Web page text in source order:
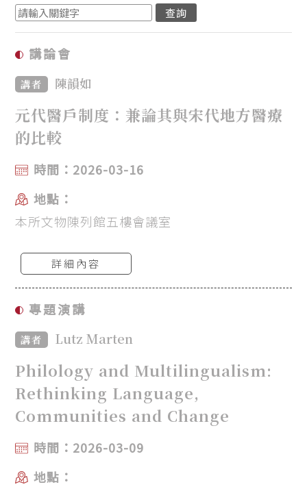
講論會
講者 陳韻如
元代醫戶制度：兼論其與宋代地方醫療
的比較
時間：2026-03-16
地點：
本所文物陳列館五樓會議室
詳細內容
專題演講
講者 Lutz Marten
Philology and Multilingualism:
Rethinking Language,
Communities and Change
時間：2026-03-09
地點：